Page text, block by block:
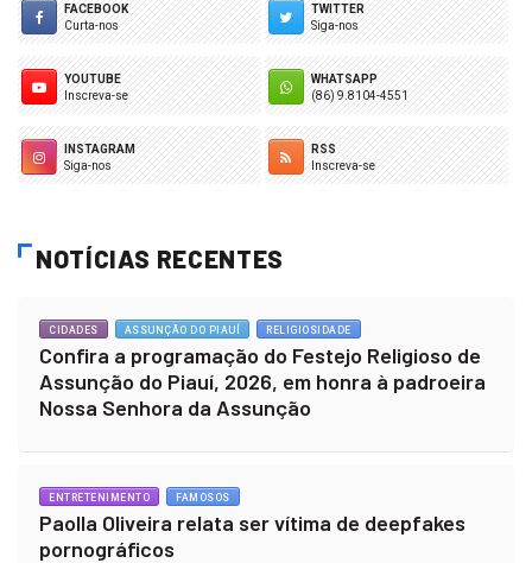
FACEBOOK
Curta-nos
TWITTER
Siga-nos
YOUTUBE
Inscreva-se
WHATSAPP
(86) 9.8104-4551
INSTAGRAM
Siga-nos
RSS
Inscreva-se
NOTÍCIAS RECENTES
CIDADES ASSUNÇÃO DO PIAUÍ RELIGIOSIDADE
Confira a programação do Festejo Religioso de
Assunção do Piauí, 2026, em honra à padroeira
Nossa Senhora da Assunção
ENTRETENIMENTO FAMOSOS
Paolla Oliveira relata ser vítima de deepfakes
pornográficos